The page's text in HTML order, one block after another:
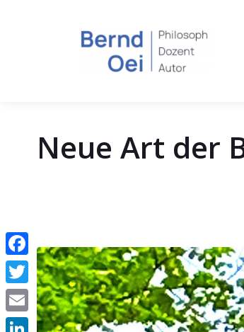
Neue Art der
Facebook
Twitter
Email